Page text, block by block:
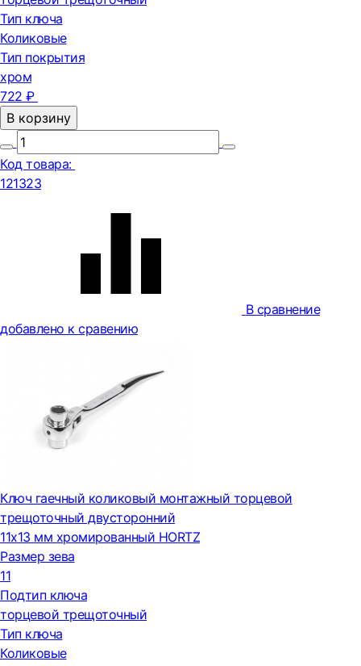
Тип ключа
Коликовые
Тип покрытия
хром
722 ₽
В корзину
Код товара:
121323
В сравнение
добавлено к сравению
Ключ гаечный коликовый монтажный торцевой
трещоточный двусторонний
11x13 мм хромированный HORTZ
Размер зева
11
Подтип ключа
торцевой трещоточный
Тип ключа
Коликовые